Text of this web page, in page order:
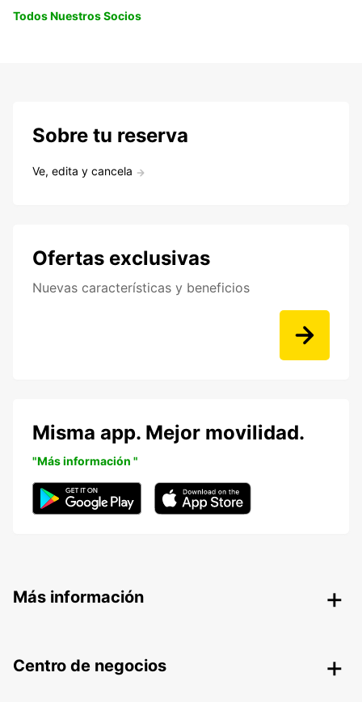
Todos Nuestros Socios
Sobre tu reserva
Ve, edita y cancela
Ofertas exclusivas
Nuevas características y beneficios
Misma app. Mejor movilidad.
"Más información "
Más información
Centro de negocios